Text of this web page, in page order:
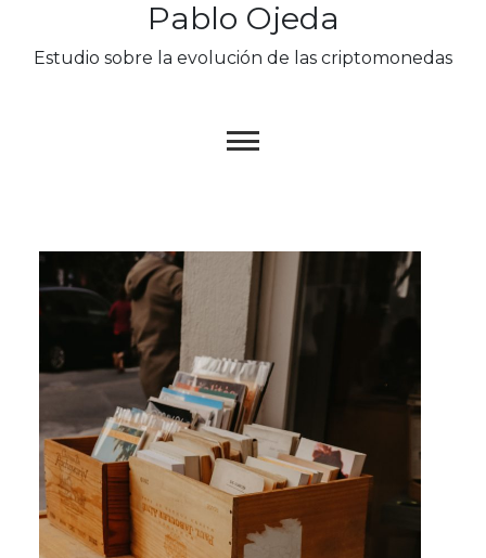
content
Pablo Ojeda
Estudio sobre la evolución de las criptomonedas